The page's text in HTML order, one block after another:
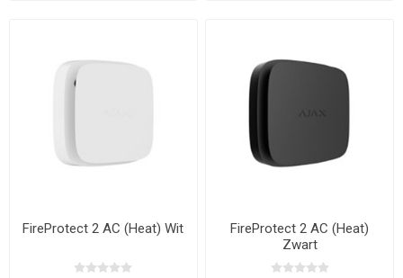
FireProtect 2 AC (Heat) Wit
FireProtect 2 AC (Heat)
Zwart